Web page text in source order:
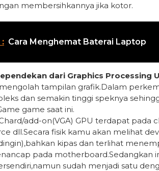
membersihkannya jika kotor.
Cara Menghemat Baterai Laptop
dari Graphics Processing
tampilan grafik.Dalam
dan semakin tinggi speknya
game saat ini.
add-on(VGA) GPU terdapat
dll.Secara fisik kamu akan melihat
kipas dan terlihat
pada motherboard.Sedangkan
sudah menjadi satu